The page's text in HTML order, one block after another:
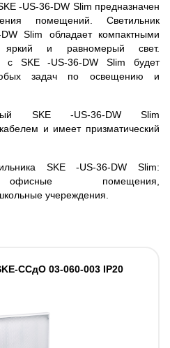
-US-36-DW Slim предназначен
помещений. Светильник
Slim обладает компактными
и равномерый свет.
с SKE -US-36-DW Slim будет
задач по освещению и
SKE -US-36-DW Slim
и имеет призматический
SKE -US-36-DW Slim:
офисные помещения,
учереждения.
ССдО 03-060-003 IP20